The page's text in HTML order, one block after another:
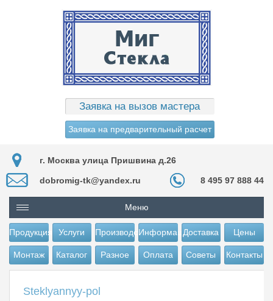
Заявка на вызов мастера
Заявка на предварительный расчет
г. Москва улица Пришвина д.26
dobromig-tk@yandex.ru 8 495 97 888 44
Меню
Продукция Услуги ПроизводствоИнформацияДоставка Цены
Монтаж Каталог Разное Оплата Советы Контакты
Steklyannyy-pol